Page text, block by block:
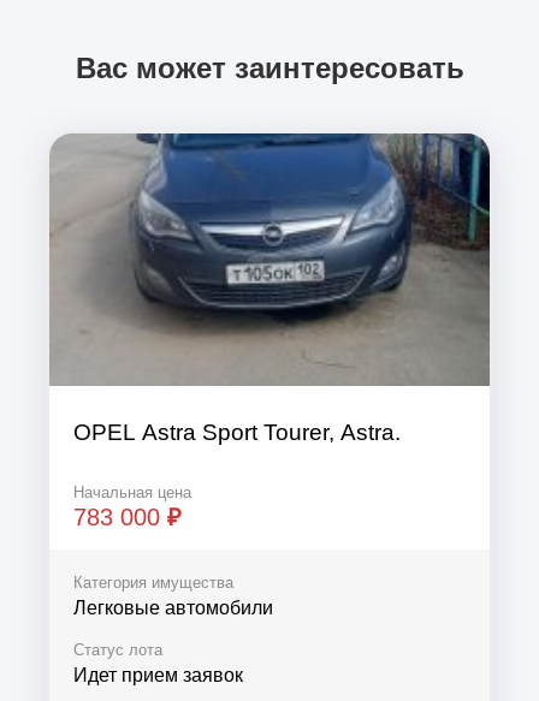
Вас может заинтересовать
OPEL Astra Sport Tourer, Astra.
Начальная цена
783 000 ₽
Категория имущества
Легковые автомобили
Статус лота
Идет прием заявок